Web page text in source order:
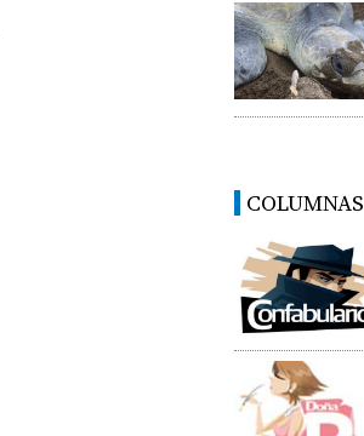
COLUMNAS